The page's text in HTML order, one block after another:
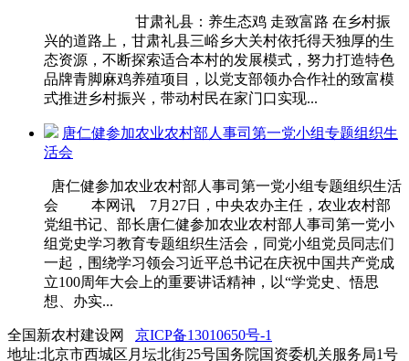
甘肃礼县：养生态鸡 走致富路 在乡村振
兴的道路上，甘肃礼县三峪乡大关村依托得天独厚的生
态资源，不断探索适合本村的发展模式，努力打造特色
品牌青脚麻鸡养殖项目，以党支部领办合作社的致富模
式推进乡村振兴，带动村民在家门口实现...
唐仁健参加农业农村部人事司第一党小组专题组织生
活会
唐仁健参加农业农村部人事司第一党小组专题组织生活
会 本网讯 7月27日，中央农办主任，农业农村部
党组书记、部长唐仁健参加农业农村部人事司第一党小
组党史学习教育专题组织生活会，同党小组党员同志们
一起，围绕学习领会习近平总书记在庆祝中国共产党成
立100周年大会上的重要讲话精神，以“学党史、悟思
想、办实...
全国新农村建设网 京ICP备13010650号-1
地址:北京市西城区月坛北街25号国务院国资委机关服务局1号